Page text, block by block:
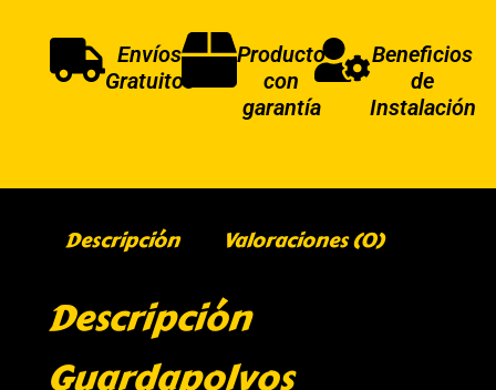
Envíos
Gratuitos
Producto
con
garantía
Beneficios
de
Instalación
Descripción Valoraciones (0)
Descripción
Guardapolvos